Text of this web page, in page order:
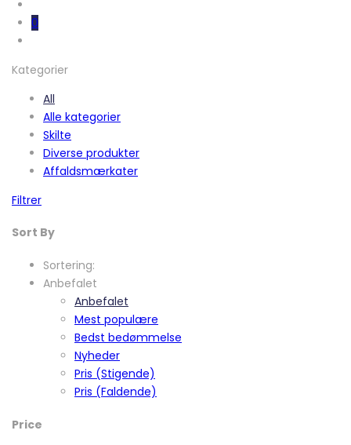
0
Kategorier
All
Alle kategorier
Skilte
Diverse produkter
Affaldsmærkater
Filtrer
Sort By
Sortering:
Anbefalet
Anbefalet
Mest populære
Bedst bedømmelse
Nyheder
Pris (Stigende)
Pris (Faldende)
Price